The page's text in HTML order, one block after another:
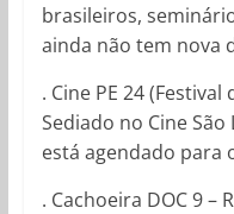
brasileiros,
ainda não tem nova
. Cine PE 24
Sediado no Cine São
está agendado para
. Cachoeira DOC 9 –